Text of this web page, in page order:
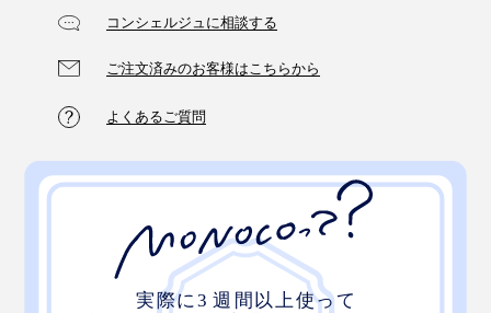
コンシェルジュに相談する
ご注文済みのお客様はこちらから
よくあるご質問